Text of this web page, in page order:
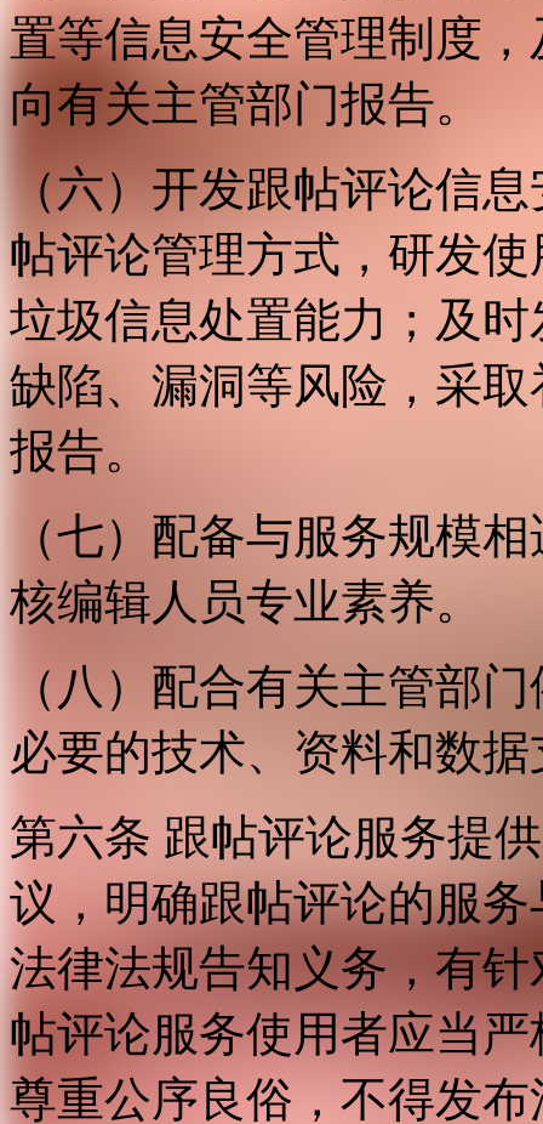
置等信息安全管理制度
向有关主管部门报告。
（六）开发跟帖评论信
帖评论管理方式，研发
垃圾信息处置能力；及
缺陷、漏洞等风险，采
报告。
（七）配备与服务规模
核编辑人员专业素养。
（八）配合有关主管部
必要的技术、资料和数
第六条 跟帖评论服务提
议，明确跟帖评论的服
法律法规告知义务，有
帖评论服务使用者应当
尊重公序良俗，不得发